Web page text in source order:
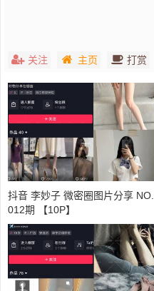
关注 主页 打赏
抖音 李妙子 微密圈图片分享 NO.
012期 【10P】